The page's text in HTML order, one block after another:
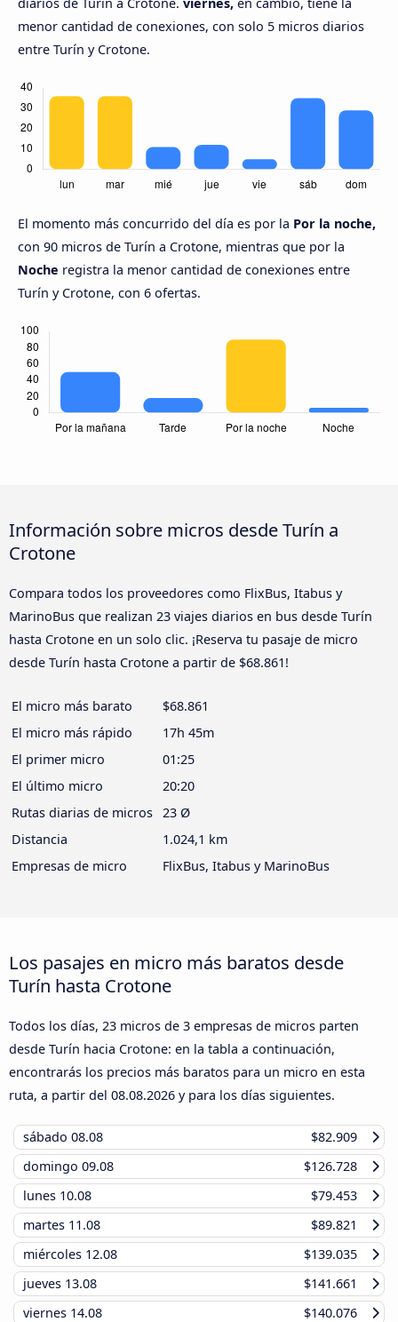
diarios de Turín a Crotone. viernes, en cambio, tiene la
menor cantidad de conexiones, con solo 5 micros diarios
entre Turín y Crotone.
El momento más concurrido del día es por la Por la noche,
con 90 micros de Turín a Crotone, mientras que por la
Noche registra la menor cantidad de conexiones entre
Turín y Crotone, con 6 ofertas.
Información sobre micros desde Turín a
Crotone
Compara todos los proveedores como FlixBus, Itabus y
MarinoBus que realizan 23 viajes diarios en bus desde Turín
hasta Crotone en un solo clic. ¡Reserva tu pasaje de micro
desde Turín hasta Crotone a partir de $68.861!
El micro más barato
$68.861
El micro más rápido
17h 45m
El primer micro
01:25
El último micro
20:20
Rutas diarias de micros
23 Ø
Distancia
1.024,1 km
Empresas de micro
FlixBus, Itabus y MarinoBus
Los pasajes en micro más baratos desde
Turín hasta Crotone
Todos los días, 23 micros de 3 empresas de micros parten
desde Turín hacia Crotone: en la tabla a continuación,
encontrarás los precios más baratos para un micro en esta
ruta, a partir del 08.08.2026 y para los días siguientes.
sábado 08.08
$82.909
domingo 09.08
$126.728
lunes 10.08
$79.453
martes 11.08
$89.821
miércoles 12.08
$139.035
jueves 13.08
$141.661
viernes 14.08 $140.076